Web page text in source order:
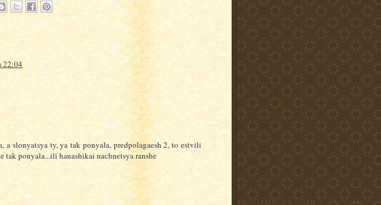
22:04
a slonyatsya ty, ya tak ponyala, predpolagaesh 2, to estvili
tak ponyala...ili hanashikai nachnetsya ranshe